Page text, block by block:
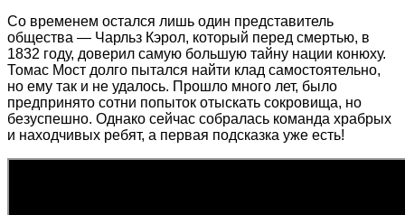
Со временем остался лишь один представитель
общества — Чарльз Кэрол, который перед смертью, в
1832 году, доверил самую большую тайну нации конюху.
Томас Мост долго пытался найти клад самостоятельно,
но ему так и не удалось. Прошло много лет, было
предпринято сотни попыток отыскать сокровища, но
безуспешно. Однако сейчас собралась команда храбрых
и находчивых ребят, а первая подсказка уже есть!